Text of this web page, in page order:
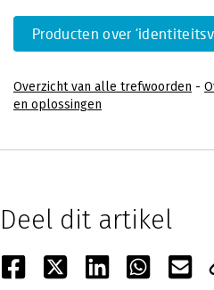
Producten over
Overzicht van alle trefwoorden -
en oplossingen
Deel dit artikel